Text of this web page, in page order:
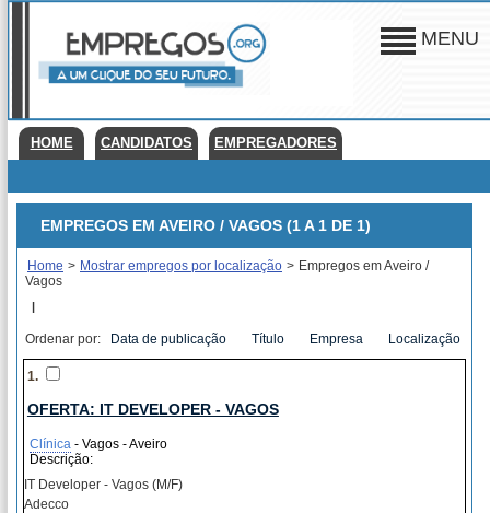
MENU
HOME CANDIDATOS EMPREGADORES
EMPREGOS EM AVEIRO / VAGOS (1 A 1 DE 1)
Home > Mostrar empregos por localização > Empregos em Aveiro /
Vagos
|
Ordenar por: Data de publicação Título Empresa Localização
1.
OFERTA: IT DEVELOPER - VAGOS
Clínica - Vagos - Aveiro
Descrição:
IT Developer - Vagos (M/F)
Adecco